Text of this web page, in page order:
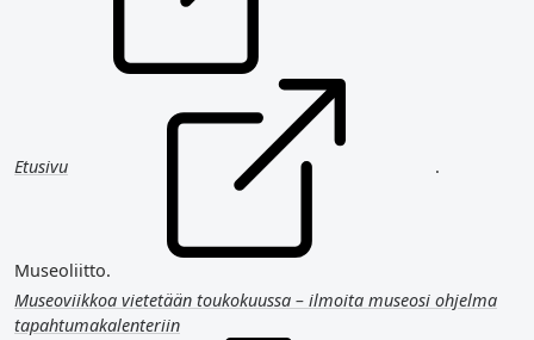
Etusivu .
Museoliitto.
Museoviikkoa vietetään toukokuussa – ilmoita museosi ohjelma
tapahtumakalenteriin